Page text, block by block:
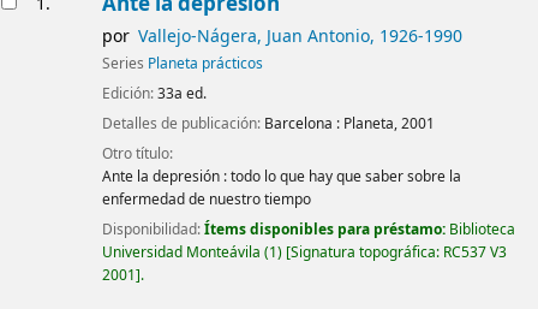
por Vallejo-Nágera, Juan Antonio, 1926-1990
Series Planeta prácticos
Edición:33a ed.
Detalles de publicación: Barcelona : Planeta,2001
Otro título:
Ante la depresión : todo lo que hay que saber sobre la
enfermedad de nuestro tiempo
Disponibilidad:Ítems disponibles para préstamo: Biblioteca
Universidad Monteávila (1) Signatura topográfica: RC537 V3
2001 .